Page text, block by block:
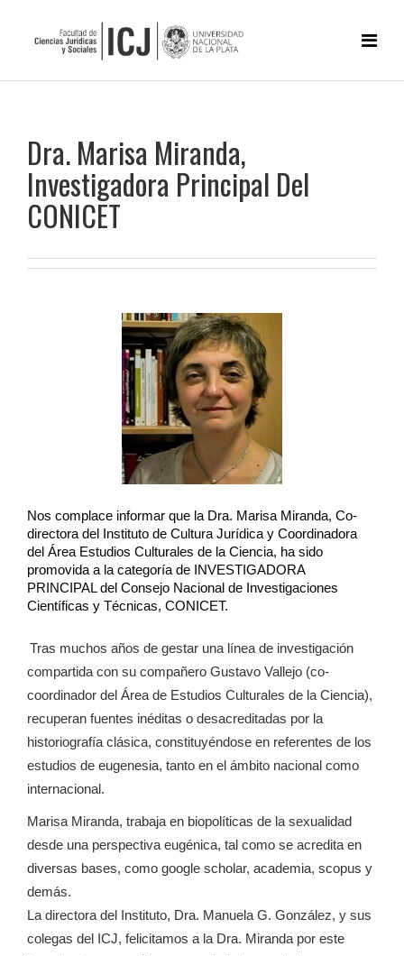
Dra. Marisa Miranda,
Investigadora Principal Del
CONICET
Nos complace informar que la Dra. Marisa Miranda, Co-
directora del Instituto de Cultura Jurídica y Coordinadora
del Área Estudios Culturales de la Ciencia, ha sido
promovida a la categoría de INVESTIGADORA
PRINCIPAL del Consejo Nacional de Investigaciones
Científicas y Técnicas, CONICET.
Tras muchos años de gestar una línea de investigación
compartida con su compañero Gustavo Vallejo (co-
coordinador del Área de Estudios Culturales de la Ciencia),
recuperan fuentes inéditas o desacreditadas por la
historiografía clásica, constituyéndose en referentes de los
estudios de eugenesia, tanto en el ámbito nacional como
internacional.
Marisa Miranda, trabaja en biopolíticas de la sexualidad
desde una perspectiva eugénica, tal como se acredita en
diversas bases, como google scholar, academia, scopus y
demás.
La directora del Instituto, Dra. Manuela G. González, y sus
colegas del ICJ, felicitamos a la Dra. Miranda por este